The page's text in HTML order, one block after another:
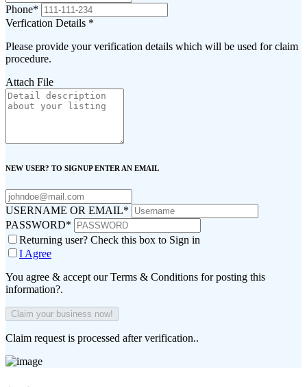
Phone*
Verfication Details *
Please provide your verification details which will be used for claim
procedure.
Attach File
NEW USER? TO SIGNUP ENTER AN EMAIL
USERNAME OR EMAIL*
PASSWORD*
Returning user? Check this box to Sign in
I Agree
You agree & accept our Terms & Conditions for posting this
information?.
Claim request is processed after verification..